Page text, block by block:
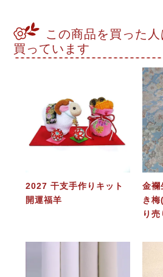
この商品を買った
買っています
2027 干支手作りキット
開運福羊
金襴
き
り売